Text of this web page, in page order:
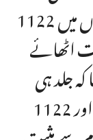
وزیرستان,بنوں سمیت تمام ضلعوں میں 1122
اٹھائے
جلد ہی
تمام اضلاع کے دورے کریں گے اور 1122